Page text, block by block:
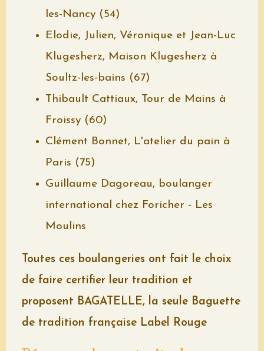
les-Nancy (54)
Elodie, Julien, Véronique et Jean-Luc
Klugesherz, Maison Klugesherz à
Soultz-les-bains (67)
Thibault Cattiaux, Tour de Mains à
Froissy (60)
Clément Bonnet, L'atelier du pain à
Paris (75)
Guillaume Dagoreau, boulanger
international chez Foricher - Les
Moulins
Toutes ces boulangeries ont fait le choix
de faire certifier leur tradition et
proposent BAGATELLE, la seule Baguette
de tradition française Label Rouge